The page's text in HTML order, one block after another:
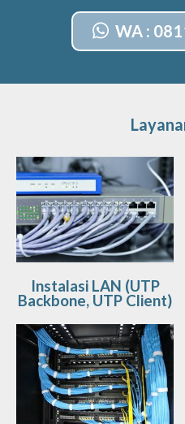
WA :
Instalasi LAN (UTP
Backbone, UTP Client)